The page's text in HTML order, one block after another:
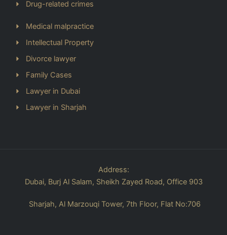
Drug-related crimes
Medical malpractice
Intellectual Property
Divorce lawyer
Family Cases
Lawyer in Dubai
Lawyer in Sharjah
Address:
Dubai, Burj Al Salam, Sheikh Zayed Road, Office 903
Sharjah, Al Marzouqi Tower, 7th Floor, Flat No:706